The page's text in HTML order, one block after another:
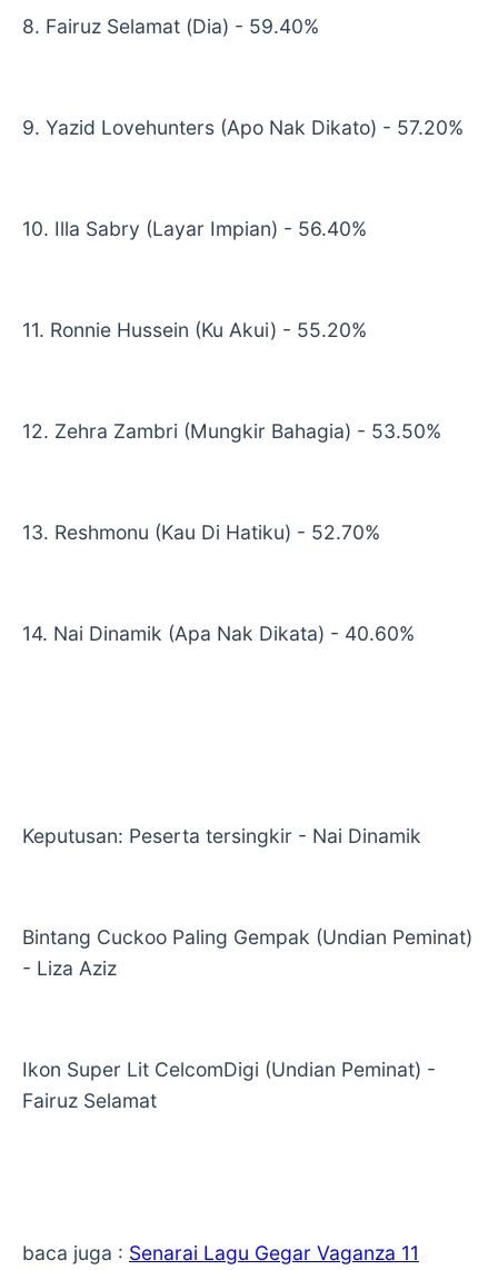
8. Fairuz Selamat (Dia) - 59.40%
9. Yazid Lovehunters (Apo Nak Dikato) - 57.20%
10. Illa Sabry (Layar Impian) - 56.40%
11. Ronnie Hussein (Ku Akui) - 55.20%
12. Zehra Zambri (Mungkir Bahagia) - 53.50%
13. Reshmonu (Kau Di Hatiku) - 52.70%
14. Nai Dinamik (Apa Nak Dikata) - 40.60%
Keputusan: Peserta tersingkir - Nai Dinamik
Bintang Cuckoo Paling Gempak (Undian Peminat)
- Liza Aziz
Ikon Super Lit CelcomDigi (Undian Peminat) -
Fairuz Selamat
baca juga : Senarai Lagu Gegar Vaganza 11